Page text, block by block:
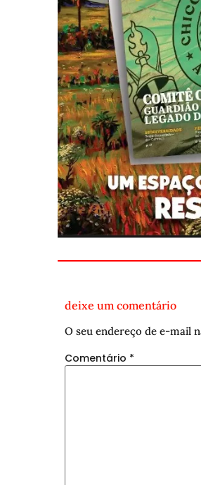
deixe um comentário
O seu endereço de e-mail
Comentário *